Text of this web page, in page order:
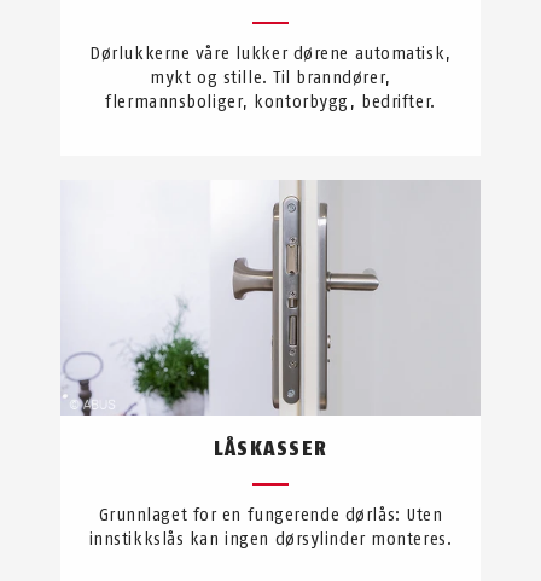
Dørlukkerne våre lukker dørene automatisk,
mykt og stille. Til branndører,
flermannsboliger, kontorbygg, bedrifter.
LÅSKASSER
Grunnlaget for en fungerende dørlås: Uten
innstikkslås kan ingen dørsylinder monteres.